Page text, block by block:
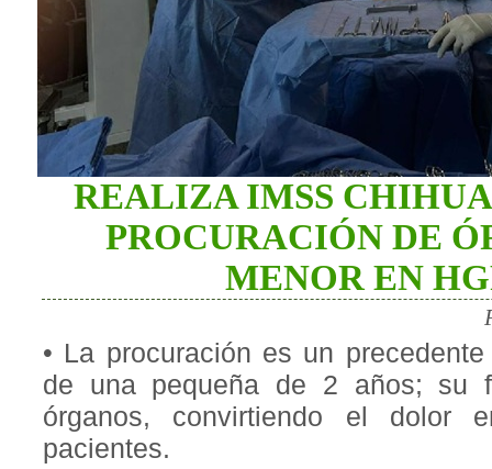
REALIZA IMSS
PROCURACIÓN DE
MENOR EN
• La procuración es un
de una pequeña de 2 años; su
órganos, convirtiendo el dolor
pacientes.